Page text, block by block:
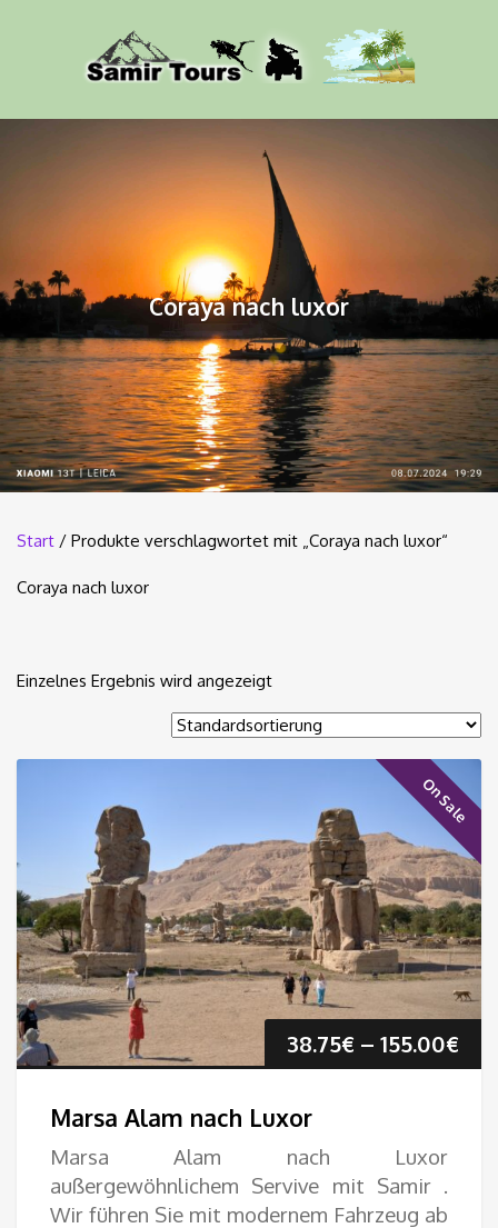
Coraya nach luxor
Start / Produkte verschlagwortet mit „Coraya nach luxor“
Coraya nach luxor
Einzelnes Ergebnis wird angezeigt
On Sale
38.75€ – 155.00€
Marsa Alam nach Luxor
Marsa Alam nach Luxor
außergewöhnlichem Servive mit Samir .
Wir führen Sie mit modernem Fahrzeug ab